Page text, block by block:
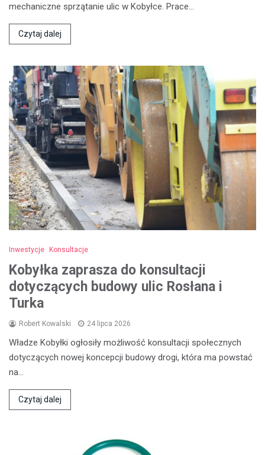
mechaniczne sprzątanie ulic w Kobyłce. Prace…
Czytaj dalej
Inwestycje Konsultacje
Kobyłka zaprasza do konsultacji
dotyczących budowy ulic Rosłana i
Turka
Robert Kowalski 24 lipca 2026
Władze Kobyłki ogłosiły możliwość konsultacji społecznych
dotyczących nowej koncepcji budowy drogi, która ma powstać
na…
Czytaj dalej